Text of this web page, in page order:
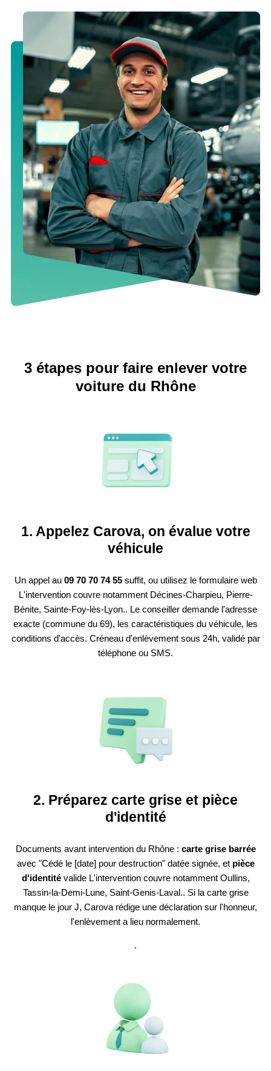
3 étapes pour faire enlever votre
voiture du Rhône
1. Appelez Carova, on évalue votre
véhicule
Un appel au 09 70 70 74 55suffit, ou utilisez le formulaire web
L'intervention couvre notamment Décines-Charpieu, Pierre-
Bénite, Sainte-Foy-lès-Lyon.. Le conseiller demande l'adresse
exacte (commune du 69), les caractéristiques du véhicule, les
conditions d'accès. Créneau d'enlèvement sous 24h, validé par
téléphone ou SMS.
2. Préparez carte grise et pièce
d'identité
Documents avant intervention du Rhône : carte grise barrée
avec "Cédé le [date] pour destruction" datée signée, et pièce
d'identitévalide L'intervention couvre notamment Oullins,
Tassin-la-Demi-Lune, Saint-Genis-Laval.. Si la carte grise
manque le jour J, Carova rédige une déclaration sur l'honneur,
l'enlèvement a lieu normalement.
.